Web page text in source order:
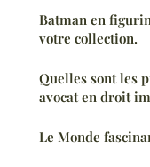
Batman en
votre collection.
Quelles sont les
avocat en droit
Le Monde